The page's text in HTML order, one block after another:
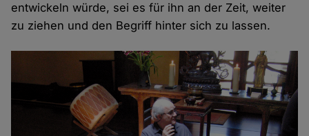
entwickeln würde, sei es für ihn an der Zeit, weiter
zu ziehen und den Begriff hinter sich zu lassen.